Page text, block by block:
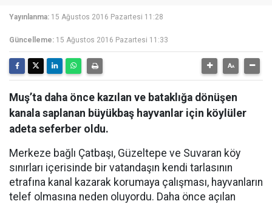
Yayınlanma: 15 Ağustos 2016 Pazartesi 11:28
Güncelleme: 15 Ağustos 2016 Pazartesi 11:33
Muş’ta daha önce kazılan ve bataklığa dönüşen
kanala saplanan büyükbaş hayvanlar için köylüler
adeta seferber oldu.
Merkeze bağlı Çatbaşı, Güzeltepe ve Suvaran köy
sınırları içerisinde bir vatandaşın kendi tarlasının
etrafına kanal kazarak korumaya çalışması, hayvanların
telef olmasına neden oluyordu. Daha önce açılan